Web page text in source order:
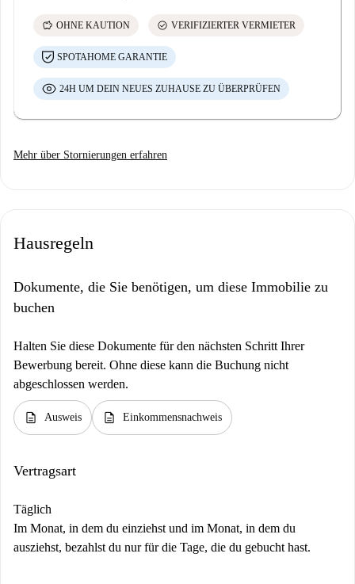
savings OHNE KAUTION check_circle VERIFIZIERTER VERMIETER
SPOTAHOME GARANTIE
24H UM DEIN NEUES ZUHAUSE ZU ÜBERPRÜFEN
Mehr über Stornierungen erfahren
Hausregeln
Dokumente, die Sie benötigen, um diese Immobilie zu
buchen
Halten Sie diese Dokumente für den nächsten Schritt Ihrer
Bewerbung bereit. Ohne diese kann die Buchung nicht
abgeschlossen werden.
description Ausweis description Einkommensnachweis
Vertragsart
Täglich
Im Monat, in dem du einziehst und im Monat, in dem du
ausziehst, bezahlst du nur für die Tage, die du gebucht hast.